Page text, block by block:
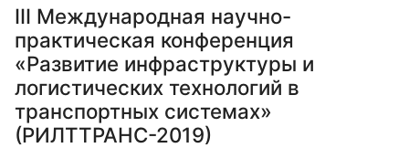
III Международная научно-
практическая конференция
«Развитие инфраструктуры и
логистических технологий в
транспортных системах»
(РИЛТТРАНС-2019)